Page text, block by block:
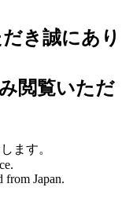
き誠にあり
閲覧いただ
ます。
from Japan.